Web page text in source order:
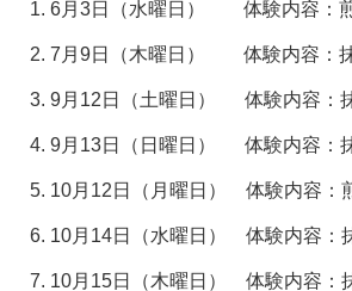
6月3日（水曜日） 体験内容：
7月9日（木曜日） 体験内容：
9月12日（土曜日） 体験内容：
9月13日（日曜日） 体験内容：
10月12日（月曜日） 体験内容：
10月14日（水曜日） 体験内容：
10月15日（木曜日） 体験内容：